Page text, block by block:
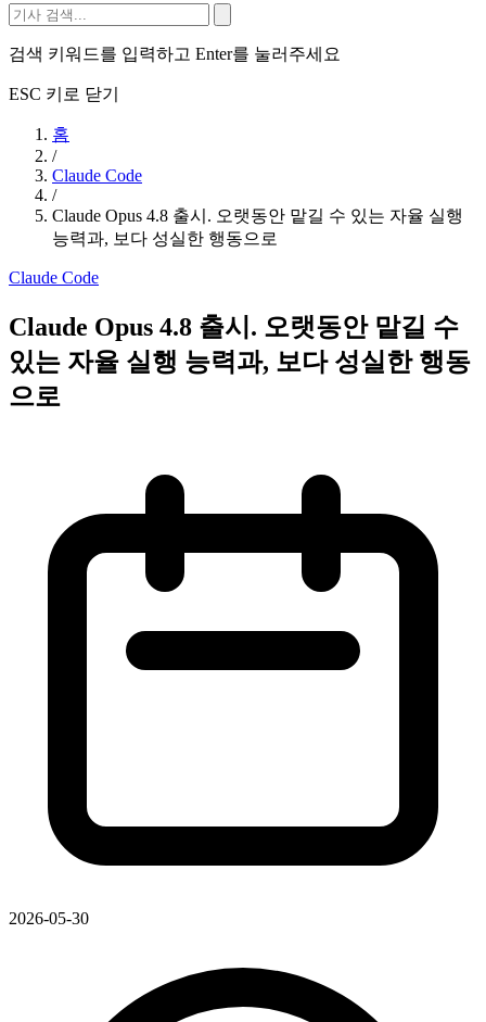
검색 키워드를 입력하고 Enter를 눌러주세요
ESC 키로 닫기
홈
/
Claude Code
/
Claude Opus 4.8 출시. 오랫동안 맡길 수 있는 자율 실행
능력과, 보다 성실한 행동으로
Claude Code
Claude Opus 4.8 출시. 오랫동안 맡길 수
있는 자율 실행 능력과, 보다 성실한 행동
으로
2026-05-30